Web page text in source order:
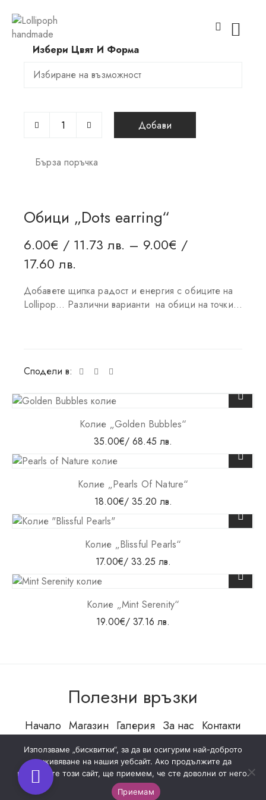
Обици „Dots earring“
6.00€ / 11.73 лв. – 9.00€ /
17.60 лв.
Добавете щипка радост и енергия с обиците на
Lollipop… Различни варианти на обици на точки…
Избери Цвят И Форма
Добави
Бърза поръчка
Сподели в:
Колие „Golden Bubbles“
35.00€/ 68.45 лв.
Колие „Pearls Of Nature“
18.00€/ 35.20 лв.
Колие „Blissful Pearls“
17.00€/ 33.25 лв.
Колие „Mint Serenity“
19.00€/ 37.16 лв.
Полезни връзки
Начало Магазин Галерия За нас Контакти
Всички права запазени
Използваме „бисквитки“, за да ви осигурим най-доброто
изживяване на нашия уебсайт. Ако продължите да
използвате този сайт, ще приемем, че сте доволни от него.
Приемам